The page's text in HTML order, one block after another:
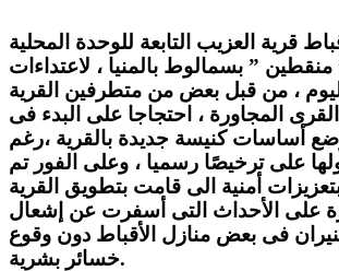
قرية العزيب التابعة للوحدة المحلية
منقطين ” بسمالوط بالمنيا ، لاعتداءات
، من قبل بعض من متطرفين القرية
المجاورة ، احتجاجا على البدء فى
أساسات كنيسة جديدة بالقرية ،رغم
على ترخيصًا رسميا ، وعلى الفور تم
بتعزيزات أمنية الى قامت بتطويق القرية
على الأحداث التى أسفرت عن إشعال
فى بعض منازل الأقباط دون وقوع
خسائر بشرية.